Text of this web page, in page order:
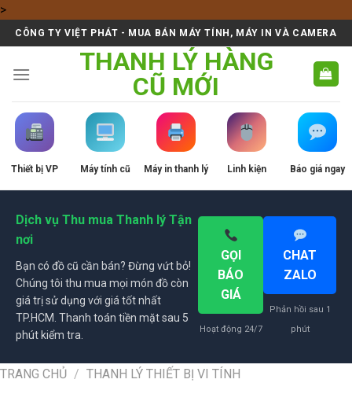
>Skip
to
content
CÔNG TY VIỆT PHÁT - MUA BÁN MÁY TÍNH, MÁY IN VÀ CAMERA
THANH LÝ HÀNG
CŨ MỚI
Thiết bị VP Máy tính cũ Máy in thanh lý Linh kiện Báo giá ngay
Dịch vụ Thu mua Thanh lý Tận
nơi
Bạn có đồ cũ cần bán? Đừng vứt bỏ!
Chúng tôi thu mua mọi món đồ còn
giá trị sử dụng với giá tốt nhất
TP.HCM. Thanh toán tiền mặt sau 5
phút kiểm tra.
GỌI
BÁO
GIÁ
Hoạt động 24/7
CHAT
ZALO
Phản hồi sau 1
phút
TRANG CHỦ / THANH LÝ THIẾT BỊ VI TÍNH